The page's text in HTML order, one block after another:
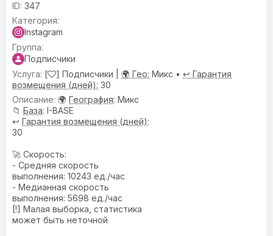
347
Instagram
Подписчики
[
] Подписчики | 🌍 Гео: Микс • ↩️ Гарантия
возмещения (дней): 30
🌍 География: Микс
📁 База: I-BASE
↩️ Гарантия возмещения (дней):
30
🚀 Скорость:
- Средняя скорость
выполнения: 10243 ед./час
- Медианная скорость
выполнения: 5698 ед./час
[!] Малая выборка, статистика
может быть неточной